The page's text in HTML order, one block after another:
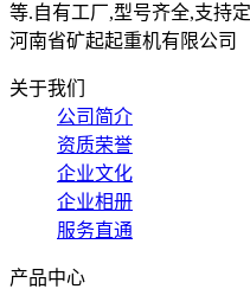
等.自有工厂,型号齐全,支持
河南省矿起起重机有限公司
关于我们
公司简介
资质荣誉
企业文化
企业相册
服务直通
产品中心